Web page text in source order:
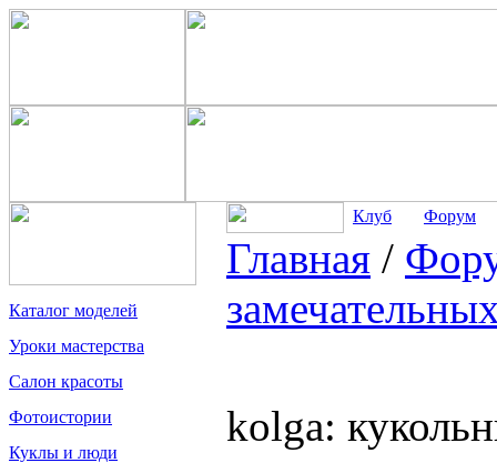
Каталог моделей
Уроки мастерства
Салон красоты
Фотоистории
Куклы и люди
Клуб Форум
Главная /
kolga: